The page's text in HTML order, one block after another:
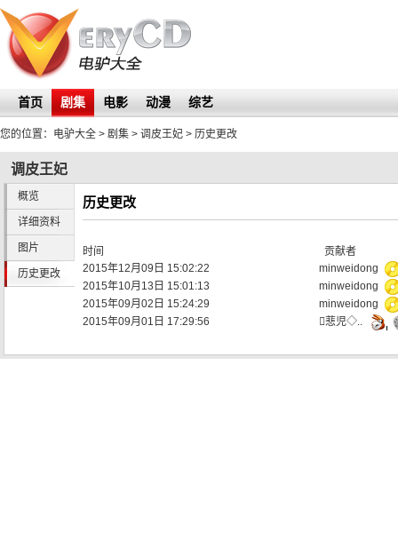
首页 剧集 电影 动漫 综艺
您的位置： 电驴大全 > 剧集 > 调皮王妃 > 历史更改
调皮王妃
概览
详细资料
图片
历史更改
历史更改
时间
贡献者
2015年12月09日 15:02:22
minweidong
2015年10月13日 15:01:13
minweidong
2015年09月02日 15:24:29
minweidong
2015年09月01日 17:29:56
蕜児◇..